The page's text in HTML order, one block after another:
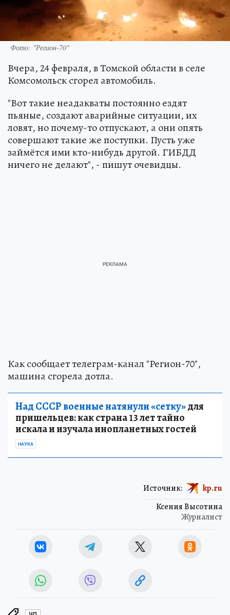
Фото: "Регион-70"
Вчера, 24 февраля, в Томской области в селе
Комсомольск сгорел автомобиль.
"Вот такие неадакваты постоянно ездят
пьяные, создают аварийные ситуации, их
ловят, но почему-то отпускают, а они опять
совершают такие же поступки. Пусть уже
займётся ими кто-нибудь другой. ГИБДД
ничего не делают", - пишут очевидцы.
Как сообщает телеграм-канал "Регион-70",
машина сгорела дотла.
Над СССР военные натянули «сетку»для
пришельцев: как страна 13 лет тайно
искала и изучала инопланетных гостей
НАУКА
Ксения Высотина
Журналист
Источник: kp.ru